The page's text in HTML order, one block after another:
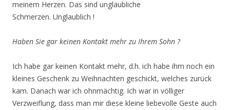
meinem Herzen. Das sind unglaubliche
Schmerzen. Unglaublich !
Haben Sie gar keinen Kontakt mehr zu Ihrem Sohn ?
Ich habe gar keinen Kontakt mehr, d.h. ich habe ihm noch ein
kleines Geschenk zu Weihnachten geschickt, welches zurück
kam. Danach war ich ohnmächtig. Ich war in völliger
Verzweiflung, dass man mir diese kleine liebevolle Geste auch